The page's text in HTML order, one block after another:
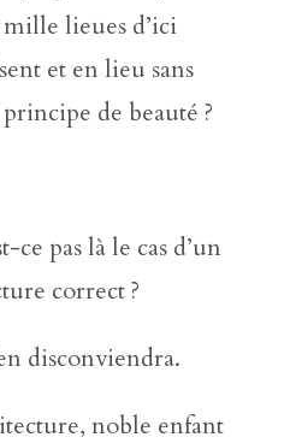
lieues d’ici
et en lieu sans
de beauté ?
ce pas là le cas d’un
correct ?
disconviendra.
noble enfant